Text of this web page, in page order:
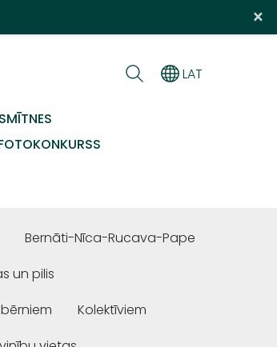
×
LAT
Bernāti-Nīca-Rucava-Pape
un pilis
Kolektīviem